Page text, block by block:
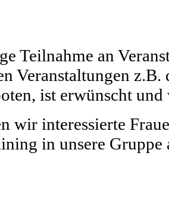
Teilnahme an
Veranstaltungen
ist erwünscht
wir interessierte
in unsere